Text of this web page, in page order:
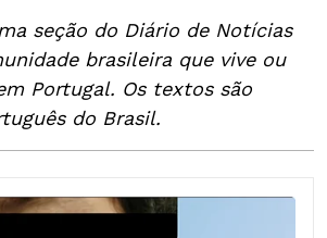
seção do Diário de Notícias
brasileira que vive ou
Portugal. Os textos são
do Brasil.